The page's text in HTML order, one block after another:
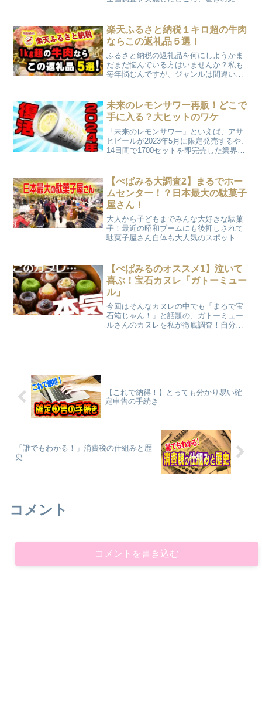
みなさんはどちらですか？？？
楽天ふるさと納税１キロ超の牛肉
ならこの返礼品５選！
ふるさと納税の返礼品を何にしようかま
だまだ悩んでいる方はいませんか？私も
毎年悩むんですが、ジャンルは間違いな
じゃいます！今回はそんな私が過去の注
文からリピートしまくっている、超オス
スメ返礼品をご紹介しますよ！しかも楽
天サイトならポイントも還元されるの
で、まさに実質無料で大量のお肉を食べ
れちゃいます！！
未来のレモンサワー再販！どこで
手に入る？大ヒットのワケ
「未来のレモンサワー」といえば、アサ
ヒビールが2023年5月に限定発売するや、
14日間で1700セットを即完売した業界注
定したそうです！！
【ぺぱみる大調査2】まるでホー
ムセンター！？日本最大の駄菓子
屋さん！
大人から子どもまでみんな大好きな駄菓
子！最近の昭和ブームにも後押しされて
駄菓子屋さん自体も大人気のスポットに
があるとのこと。発見した私ペッパーミ
ルガールが、実際に調査してきました！
広さ、安さ、親しみやすさを是非ご覧く
ださい！！
【ぺぱみるのオススメ1】泣いて
喜ぶ！宝石カヌレ「ガトーミュー
ル」
今回はそんなカヌレの中でも「まるで宝
石箱じゃん！」と話題の、ガトーミュー
ルさんのカヌレを私が徹底調査！自分へ
【これで納得！】とっても分かり易い確
定申告の手続き
「誰でもわかる！」消費税の仕組みと歴
史
コメント
コメントを書き込む